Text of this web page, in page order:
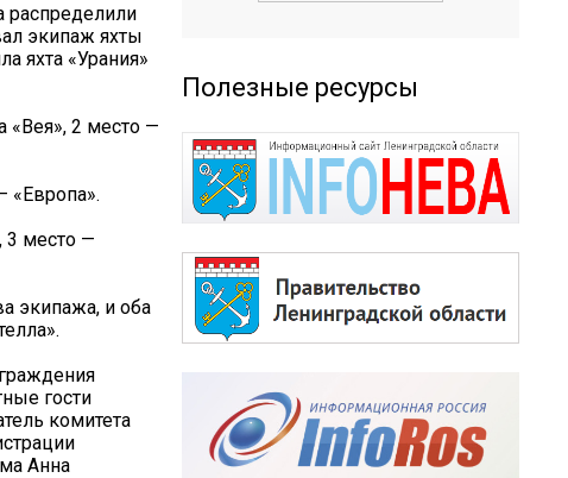
распределили
экипаж яхты
яхта «Урания»
«Вея», 2 место —
«Европа».
3 место —
экипажа, и оба
гости
комитета
Анна
Полезные ресурсы